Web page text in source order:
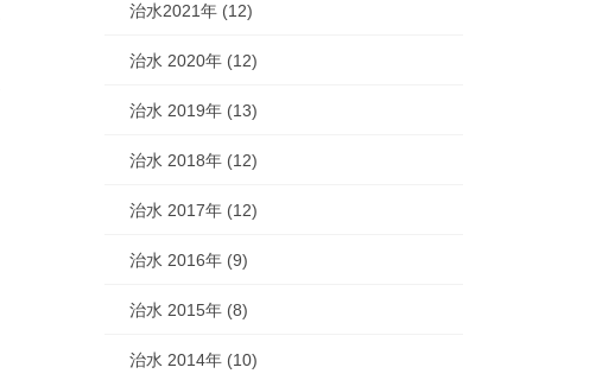
治水2021年 (12)
治水 2020年 (12)
治水 2019年 (13)
治水 2018年 (12)
治水 2017年 (12)
治水 2016年 (9)
治水 2015年 (8)
治水 2014年 (10)